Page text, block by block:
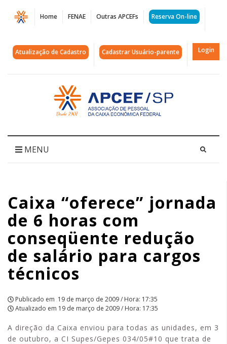
Página
Caixa
“oferece”
com
de
salário
para
cargos
técnicos
|
APCEF/SP
Home FENAE Outras APCEFs Reserva On-line
Atualização de Cadastro Cadastrar Usuário-parente Login
Acessar
página
inicial
MENU
Caixa “oferece” jornada
de 6 horas com
conseqüente redução
de salário para cargos
técnicos
Publicado em 19 de março de 2009 / Hora: 17:35
Atualizado em 19 de março de 2009 / Hora: 17:35
A direção da Caixa enviou para todas as unidades, em 3
de outubro, a CI Supes/Gepes 034/05#10 que trata de